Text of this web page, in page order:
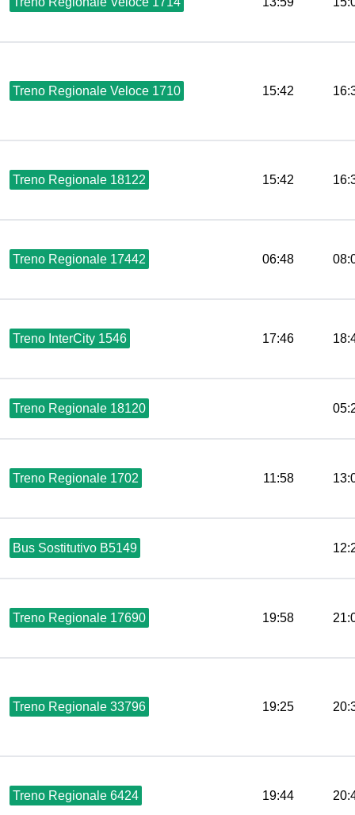
Treno Regionale Veloce 1710 15:42
Treno Regionale 18122 15:42
Treno Regionale 17442 06:48
Treno InterCity 1546 17:46
Treno Regionale 18120
Treno Regionale 1702 11:58
Bus Sostitutivo B5149
Treno Regionale 17690 19:58
Treno Regionale 33796 19:25
Treno Regionale 6424 19:44